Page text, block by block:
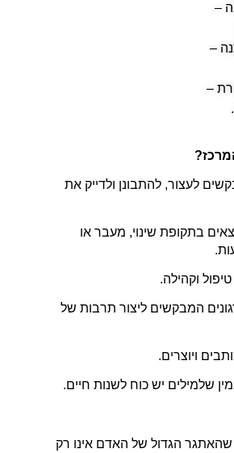
–
–
–
?
לעצור, להתבונן ולדייק את
בתקופת שינוי, מעבר או
וקהילה.
המבקשים ליצור תרבות של
ויוצרים.
שלמילים יש כוח לשנות חיים.
שהאתגר הגדול של האדם אינו רק